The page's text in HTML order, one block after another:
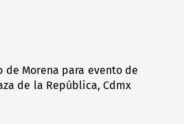
de Morena para evento de
de la República, Cdmx